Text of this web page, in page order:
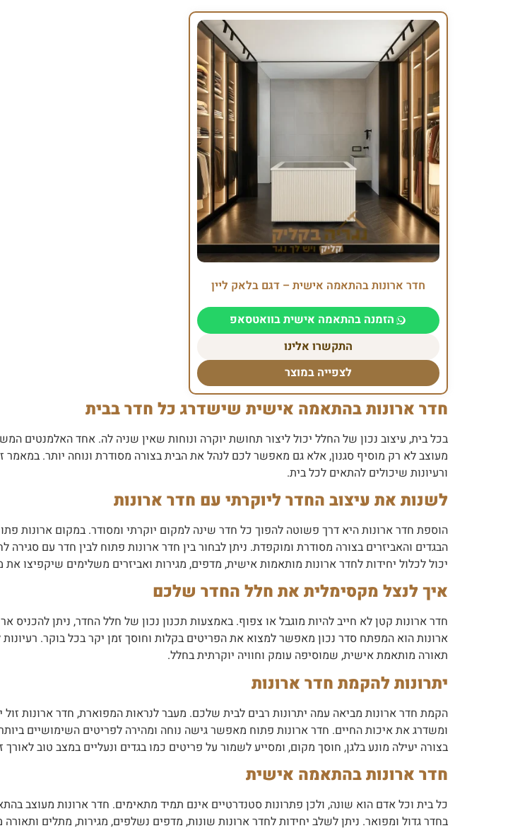
חדר ארונות בהתאמה אישית – דגם בלאק ליין
הזמנה בהתאמה אישית בוואטסאפ
התקשרו אלינו
לצפייה במוצר
חדר ארונות בהתאמה אישית שישדרג כל חדר בבית
בכל בית, עיצוב נכון של החלל יכול ליצור תחושת יוקרה ונוחות שאין שניה לה. אחד האלמנטים
מעוצב לא רק מוסיף סגנון, אלא גם מאפשר לכם לנהל את הבית בצורה מסודרת ונוחה יותר.
ורעיונות שיכולים להתאים לכל בית.
לשנות את עיצוב החדר ליוקרתי עם חדר ארונות
הוספת חדר ארונות היא דרך פשוטה להפוך כל חדר שינה למקום יוקרתי ומסודר. במקום ארונות
הבגדים והאביזרים בצורה מסודרת ומוקפדת. ניתן לבחור בין חדר ארונות פתוח לבין חדר עם
יכול לכלול יחידות לחדר ארונות מותאמות אישית, מדפים, מגירות ואביזרים משלימים שיקפיצו
איך לנצל מקסימלית את חלל החדר שלכם
חדר ארונות קטן לא חייב להיות מוגבל או צפוף. באמצעות תכנון נכון של חלל החדר, ניתן להכניס
ארונות הוא המפתח סדר נכון מאפשר למצוא את הפריטים בקלות וחוסך זמן יקר בכל בוקר.
תאורה מותאמת אישית, שמוסיפה עומק וחוויה יוקרתית בחלל.
יתרונות להקמת חדר ארונות
הקמת חדר ארונות מביאה עמה יתרונות רבים לבית שלכם. מעבר לנראות המפוארת, חדר ארונות
ומשדרג את איכות החיים. חדר ארונות פתוח מאפשר גישה נוחה ומהירה לפריטים השימושיים
בצורה יעילה מונע בלגן, חוסך מקום, ומסייע לשמור על פריטים כמו בגדים ונעליים במצב טוב לאורך
חדר ארונות בהתאמה אישית
כל בית וכל אדם הוא שונה, ולכן פתרונות סטנדרטיים אינם תמיד מתאימים. חדר ארונות מעוצב
בחדר גדול ומפואר. ניתן לשלב יחידות לחדר ארונות שונות, מדפים נשלפים, מגירות, מתלים